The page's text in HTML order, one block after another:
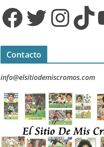
Facebook Twitter InstagramTikTok
Contacto
info@elsitiodemiscromos.com